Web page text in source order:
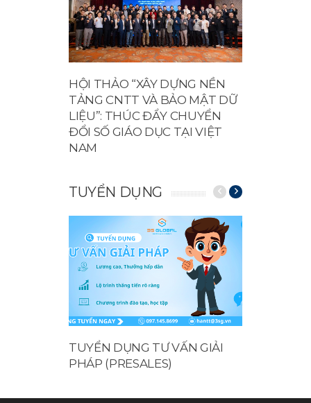
HỘI THẢO “XÂY DỰNG NỀN
TẢNG CNTT VÀ BẢO MẬT DỮ
LIỆU”: THÚC ĐẨY CHUYỂN
ĐỔI SỐ GIÁO DỤC TẠI VIỆT
NAM
TUYỂN DỤNG
TUYỂN DỤNG KỸ SƯ CƠ ĐIỆN